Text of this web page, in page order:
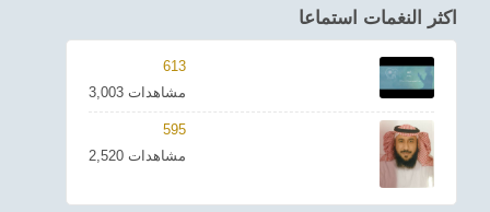
اكثر النغمات استماعا
613
3,003 مشاهدات
595
2,520 مشاهدات